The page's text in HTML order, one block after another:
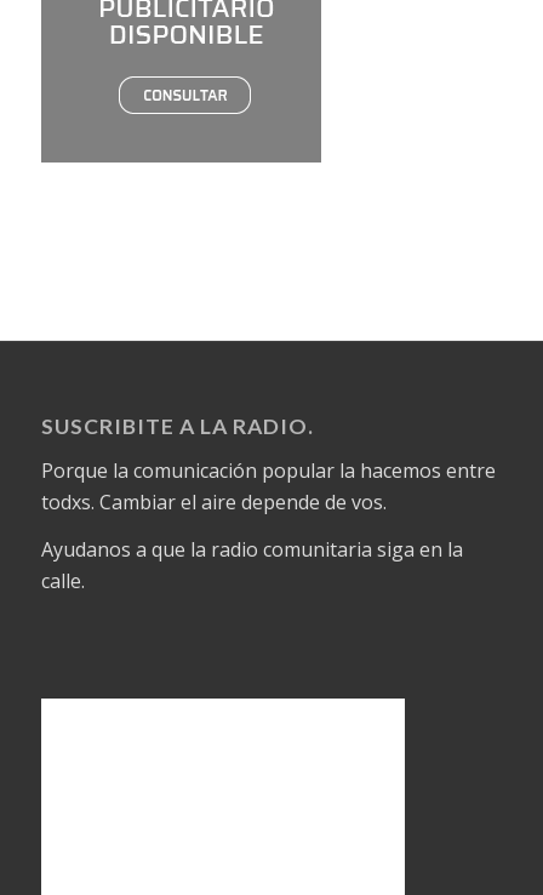
SUSCRIBITE A LA RADIO.
Porque la comunicación popular la hacemos entre
todxs. Cambiar el aire depende de vos.
Ayudanos a que la radio comunitaria siga en la
calle.